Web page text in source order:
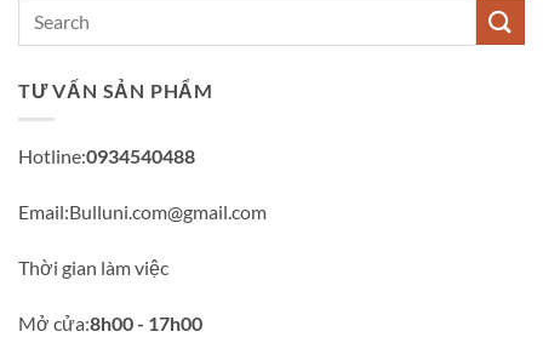
TƯ VẤN SẢN PHẨM
Hotline:0934540488
Email:Bulluni.com@gmail.com
Thời gian làm việc
Mở cửa:8h00 - 17h00